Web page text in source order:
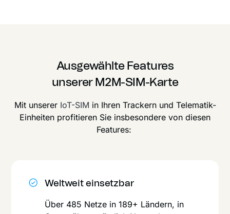
Ausgewählte Features
unserer M2M-SIM-Karte
Mit unserer IoT-SIM in Ihren Trackern und Telematik-
Einheiten profitieren Sie insbesondere von diesen
Features:
Weltweit einsetzbar
Über 485 Netze in 189+ Ländern, in